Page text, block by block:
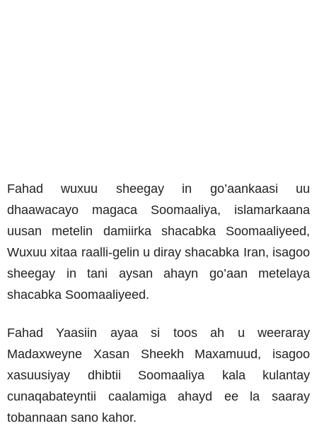
Fahad wuxuu sheegay in go’aankaasi uu
dhaawacayo magaca Soomaaliya, islamarkaana
uusan metelin damiirka shacabka Soomaaliyeed,
Wuxuu xitaa raalli-gelin u diray shacabka Iran, isagoo
sheegay in tani aysan ahayn go’aan metelaya
shacabka Soomaaliyeed.
Fahad Yaasiin ayaa si toos ah u weeraray
Madaxweyne Xasan Sheekh Maxamuud, isagoo
xasuusiyay dhibtii Soomaaliya kala kulantay
cunaqabateyntii caalamiga ahayd ee la saaray
tobannaan sano kahor.